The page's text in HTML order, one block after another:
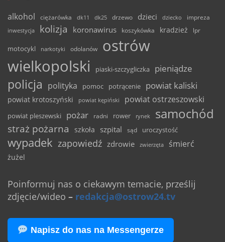
alkohol ciężarówka dk11 dk25 drzewo dzieci dziecko
impreza
inwestycja
kolizja koronawirus koszykówka kradzież lpr
motocykl narkotyki odolanów
ostrów
wielkopolski
piaski-szczygliczka pieniądze
policja polityka pomoc potrącenie powiat kaliski
powiat krotoszyński powiat kępiński powiat ostrzeszowski
powiat pleszewski pożar radni rower rynek samochód
straż pożarna szkoła szpital sąd uroczystość
wypadek zapowiedź zdrowie zwierzęta śmierć
żużel
Poinformuj nas o ciekawym temacie, prześlij
zdjęcie/wideo – redakcja@ostrow24.tv
Napisz do nas na Messengerze